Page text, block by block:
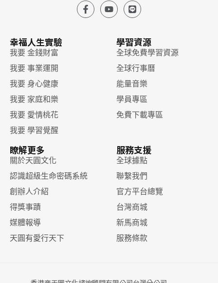
幸福人生實驗
我要 金錢財富
我要 事業運開
我要 身心健康
我要 家庭和樂
我要 愛情桃花
我要 學習覺醒
學習資源
全球免費學習資源
全球行事曆
能量音樂
學員專區
免費下載專區
瞭解更多
關於天圓文化
認識超級生命密碼系統
創辦人介紹
得獎事蹟
媒體報導
天圓有愛行天下
服務支援
全球據點
聯繫我們
官方平台總覽
台灣商城
新馬商城
服務條款